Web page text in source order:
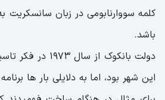
کلمه سووارنابومی در زبان سانسکریت
باشد.
دولت بانکوک از
این شهر بود، اما به دلایلی بار ها